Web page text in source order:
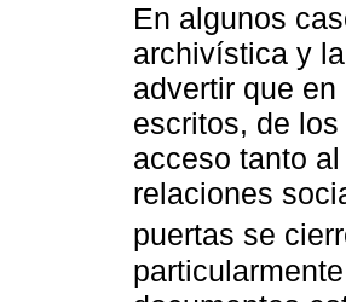
En algunos
archivística y
advertir que
escritos, de
acceso tanto
relaciones
puertas se